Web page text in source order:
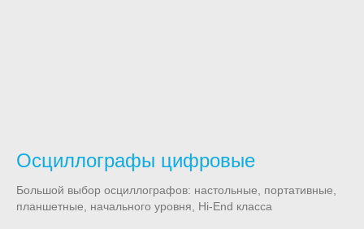
Осциллографы цифровые
Большой выбор осциллографов: настольные, портативные,
планшетные, начального уровня, Hi-End класса